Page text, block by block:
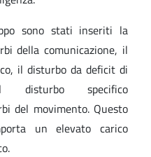
sono stati inseriti la
della comunicazione, il
il disturbo da deficit di
disturbo specifico
del movimento. Questo
un elevato carico